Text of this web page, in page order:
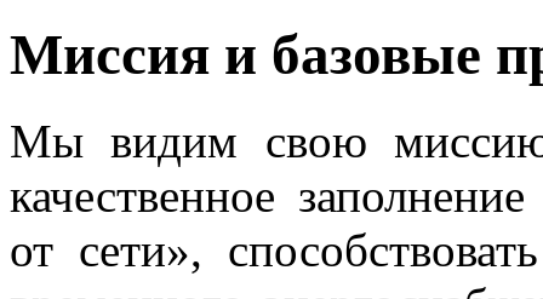
Миссия и базовые
Мы видим свою миссию
качественное
от сети»,